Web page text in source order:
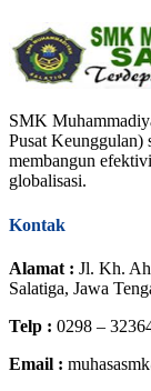
SMK
Pusat Keunggulan)
membangun
globalisasi.
Kontak
Alamat : Jl. Kh.
Salatiga, Jawa
Telp : 0298 –
Email :